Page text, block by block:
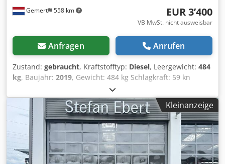
Gemert 558 km EUR 3’400
VB MwSt. nicht ausweisbar
Anfragen Anrufen
Zustand: gebraucht, Kraftstofftyp: Diesel, Leergewicht: 484
kg, Baujahr: 2019, Gewicht: 484 kg Schlagkraft: 59 kn
Diesel, 1 Zylinder Hatz (1b40)\ Vorwärts/Rückwärts.
Elektrostart. Plattenbreite: 60 cm Credpfx Aexw H Hcomgef
Preis pro Stück: € 3.400,- exkl. MwSt Mehrere auf Lager!
Kleinanzeige